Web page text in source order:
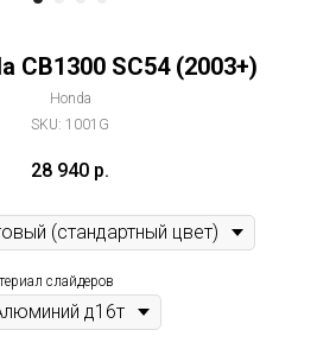
CB1300 SC54 (2003+)
Honda
SKU: 1001G
28 940 р.
слайдеров